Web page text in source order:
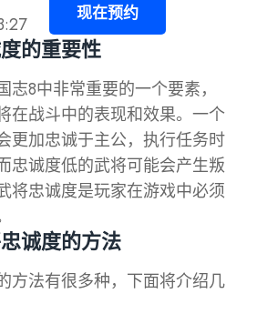
现在预约
的重要性
志8中非常重要的一个要素，
在战斗中的表现和效果。一个
更加忠诚于主公，执行任务时
忠诚度低的武将可能会产生叛
将忠诚度是玩家在游戏中必须
诚度的方法
方法有很多种，下面将介绍几